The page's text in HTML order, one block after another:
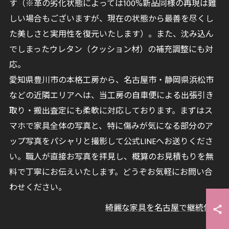
す（※革の劣化状態によっては100%新品同様の再現は難
しい場合もございますが、現在の状態から最善を尽くし
た美しさと実用性を復元いたします）。また、沈み込ん
でしまったウレタン（クッション材）の補充調整にも対
応。
愛知県豊川市の本格工房から、名古屋市・静岡県浜松市
などの近隣エリアへは、当工房の自車便による出張引き
取り・搬出査定にも柔軟に対応しております。まずはス
マホで家具全体の写真と、特に傷みが気になる部分のア
ップ写真をパシャリと撮影して公式LINEへお送りくださ
い。職人が直接お写真を拝見し、概算のお見積もりを無
料で丁寧にお伝えいたします。どうぞお気軽にお問い合
わせください。
綺麗な家具を名古屋で継続使用